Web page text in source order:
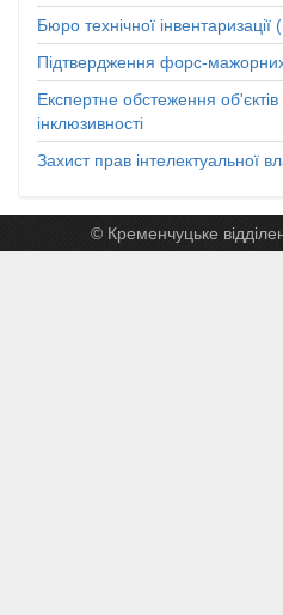
Бюро технічної інвентаризації
Підтвердження форс-
Експертне обстеження
інклюзивності
Захист прав інтелектуальної
© Кременчуцьке